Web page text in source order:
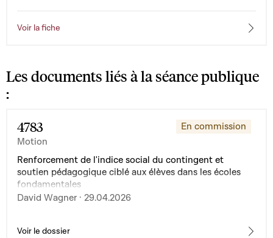
Voir la fiche
Les documents liés à la séance publique
:
4783
Motion
En commission
Renforcement de l'indice social du contingent et
soutien pédagogique ciblé aux élèves dans les écoles
fondamentales
David Wagner · 29.04.2026
Voir le dossier